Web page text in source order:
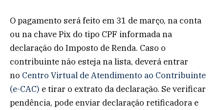
O pagamento será feito em 31 de março, na conta
ou na chave Pix do tipo CPF informada na
declaração do Imposto de Renda. Caso o
contribuinte não esteja na lista, deverá entrar
no Centro Virtual de Atendimento ao Contribuinte
(e-CAC) e tirar o extrato da declaração. Se verificar
pendência, pode enviar declaração retificadora e